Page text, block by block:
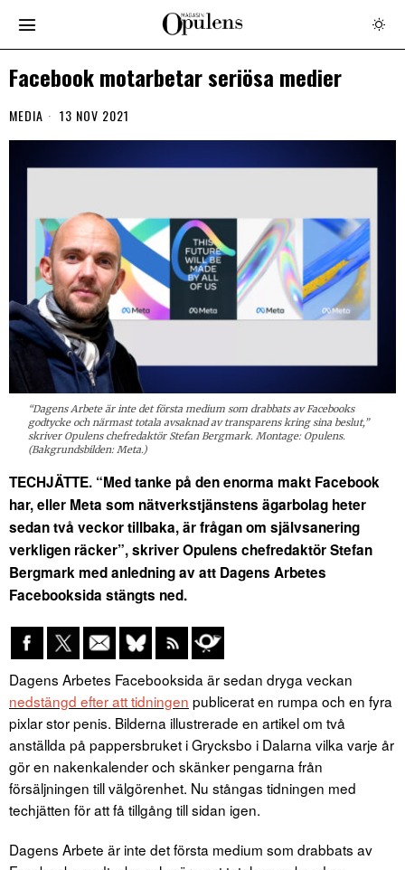
Facebook motarbetar seriösa medier
MEDIA 13 NOV 2021
“Dagens Arbete är inte det första medium som drabbats av Facebooks
godtycke och närmast totala avsaknad av transparens kring sina beslut,”
skriver Opulens chefredaktör Stefan Bergmark. Montage: Opulens.
(Bakgrundsbilden: Meta.)
TECHJÄTTE. “Med tanke på den enorma makt Facebook
har, eller Meta som nätverkstjänstens ägarbolag heter
sedan två veckor tillbaka, är frågan om självsanering
verkligen räcker”, skriver Opulens chefredaktör Stefan
Bergmark med anledning av att Dagens Arbetes
Facebooksida stängts ned.
Dagens Arbetes Facebooksida är sedan dryga veckan
nedstängd efter att tidningen publicerat en rumpa och en fyra
pixlar stor penis. Bilderna illustrerade en artikel om två
anställda på pappersbruket i Grycksbo i Dalarna vilka varje år
gör en nakenkalender och skänker pengarna från
försäljningen till välgörenhet. Nu stångas tidningen med
techjätten för att få tillgång till sidan igen.
Dagens Arbete är inte det första medium som drabbats av